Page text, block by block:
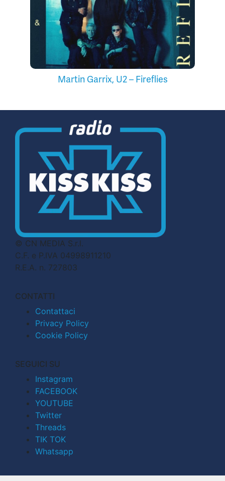
Martin Garrix, U2 – Fireflies
© CN MEDIA S.r.l.
C.F. e P.IVA 04998911210
R.E.A. n. 727803
CONTATTI
Contattaci
Privacy Policy
Cookie Policy
SEGUICI SU
Instagram
FACEBOOK
YOUTUBE
Twitter
Threads
TIK TOK
Whatsapp